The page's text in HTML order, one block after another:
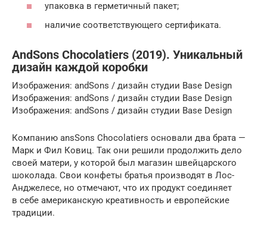
упаковка в герметичный пакет;
наличие соответствующего сертификата.
AndSons Chocolatiers (2019). Уникальный
дизайн каждой коробки
Изображения: andSons / дизайн студии Base Design
Изображения: andSons / дизайн студии Base Design
Изображения: andSons / дизайн студии Base Design
Компанию ansSons Chocolatiers основали два брата —
Марк и Фил Ковиц. Так они решили продолжить дело
своей матери, у которой был магазин швейцарского
шоколада. Свои конфеты братья производят в Лос-
Анджелесе, но отмечают, что их продукт соединяет
в себе американскую креативность и европейские
традиции.